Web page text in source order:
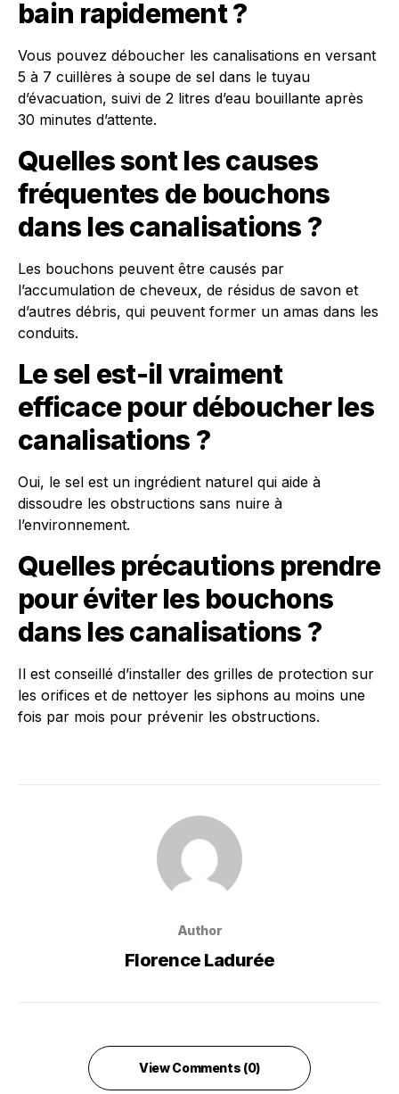
bain rapidement ?
Vous pouvez déboucher les canalisations en versant
5 à 7 cuillères à soupe de sel dans le tuyau
d’évacuation, suivi de 2 litres d’eau bouillante après
30 minutes d’attente.
Quelles sont les causes
fréquentes de bouchons
dans les canalisations ?
Les bouchons peuvent être causés par
l’accumulation de cheveux, de résidus de savon et
d’autres débris, qui peuvent former un amas dans les
conduits.
Le sel est-il vraiment
efficace pour déboucher les
canalisations ?
Oui, le sel est un ingrédient naturel qui aide à
dissoudre les obstructions sans nuire à
l’environnement.
Quelles précautions prendre
pour éviter les bouchons
dans les canalisations ?
Il est conseillé d’installer des grilles de protection sur
les orifices et de nettoyer les siphons au moins une
fois par mois pour prévenir les obstructions.
Author
Florence Ladurée
View Comments (0)